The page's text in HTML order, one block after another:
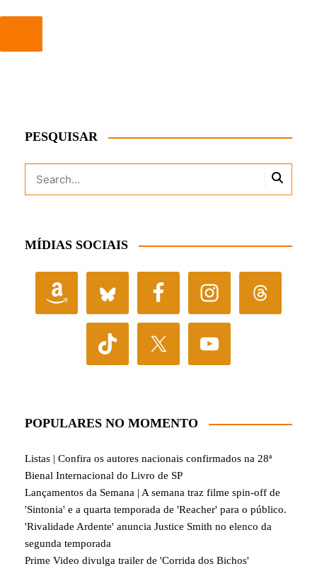
PESQUISAR
MÍDIAS SOCIAIS
POPULARES NO MOMENTO
Listas | Confira os autores nacionais confirmados na 28ª
Bienal Internacional do Livro de SP
Lançamentos da Semana | A semana traz filme spin-off de
'Sintonia' e a quarta temporada de 'Reacher' para o público.
'Rivalidade Ardente' anuncia Justice Smith no elenco da
segunda temporada
Prime Video divulga trailer de 'Corrida dos Bichos'